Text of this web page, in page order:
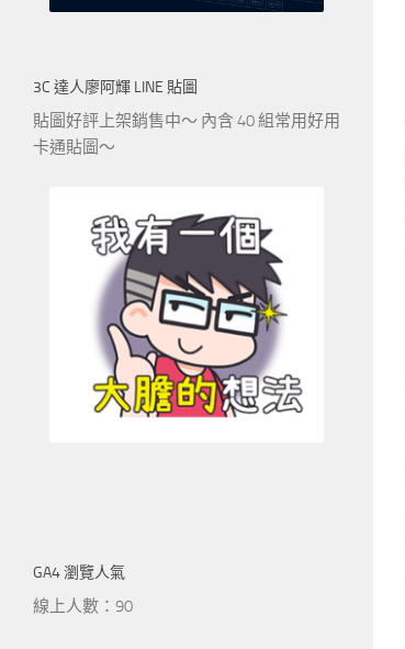
3C 達人廖阿輝 LINE 貼圖
貼圖好評上架銷售中～ 內含 40 組常用好用
卡通貼圖～
GA4 瀏覽人氣
線上人數：90